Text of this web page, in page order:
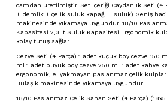
camdan üretilmiştir. Set İçeriği Çaydanlık Seti (4
+ demlik + çelik suluk kapağı + suluk) Geniş
makinesinde yıkamaya uygundur. 18/10
Kapasitesi 2,3 lt Suluk Kapasitesi Ergonomik
kolay tutuş sağlar.
Cezve Seti (4 Parça) 1 adet küçük boy cezve 150
ml 1 adet büyük boy cezve 250 ml 1 adet kahve
ergonomik, el yakmayan paslanmaz çelik kulplar
Bulaşık makinesinde yıkamaya uygundur.
18/10 Paslanmaz Çelik Sahan Seti (4 Parça)